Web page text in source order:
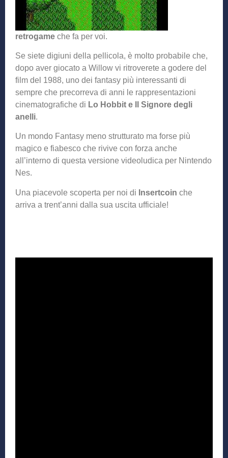
retrogame che fa per voi.
Se siete digiuni della pellicola, è molto probabile che,
dopo aver giocato a Willow vi ritroverete a godere del
film del 1988, uno dei fantasy più interessanti di
sempre che precorreva di anni le rappresentazioni
cinematografiche di Lo Hobbit e Il Signore degli
anelli.
Un mondo Fantasy meno strutturato ma forse più
magico e fiabesco che rivive con forza anche
all’interno di questa versione videoludica per Nintendo
Nes.
Una piacevole scoperta per noi di Insertcoin che
arriva a trent’anni dalla sua uscita ufficiale!